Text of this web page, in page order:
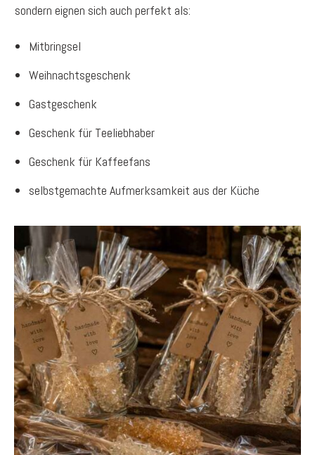
sondern eignen sich auch perfekt als:
Mitbringsel
Weihnachtsgeschenk
Gastgeschenk
Geschenk für Teeliebhaber
Geschenk für Kaffeefans
selbstgemachte Aufmerksamkeit aus der Küche